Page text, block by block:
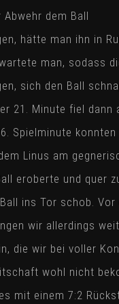
dem Ball
hätte man ihn in
man, sodass
sich den Ball
21. Minute fiel dann
Spielminute
Linus am
eroberte und quer
ins Tor schob. Vor
wir allerdings
die wir bei voller
wohl nicht
mit einem 7:2